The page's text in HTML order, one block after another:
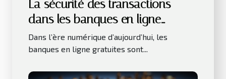
La sécurité des transactions
dans les banques en ligne
gratuites
Dans l’ère numérique d’aujourd’hui, les
banques en ligne gratuites sont...